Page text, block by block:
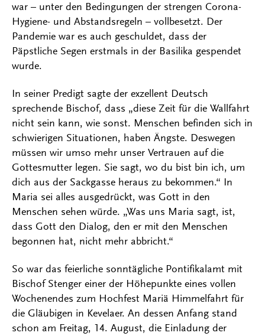
war – unter den Bedingungen der strengen Corona-
Hygiene- und Abstandsregeln – vollbesetzt. Der
Pandemie war es auch geschuldet, dass der
Päpstliche Segen erstmals in der Basilika gespendet
wurde.
In seiner Predigt sagte der exzellent Deutsch
sprechende Bischof, dass „diese Zeit für die Wallfahrt
nicht sein kann, wie sonst. Menschen befinden sich in
schwierigen Situationen, haben Ängste. Deswegen
müssen wir umso mehr unser Vertrauen auf die
Gottesmutter legen. Sie sagt, wo du bist bin ich, um
dich aus der Sackgasse heraus zu bekommen.“ In
Maria sei alles ausgedrückt, was Gott in den
Menschen sehen würde. „Was uns Maria sagt, ist,
dass Gott den Dialog, den er mit den Menschen
begonnen hat, nicht mehr abbricht.“
So war das feierliche sonntägliche Pontifikalamt mit
Bischof Stenger einer der Höhepunkte eines vollen
Wochenendes zum Hochfest Mariä Himmelfahrt für
die Gläubigen in Kevelaer. An dessen Anfang stand
schon am Freitag, 14. August, die Einladung der